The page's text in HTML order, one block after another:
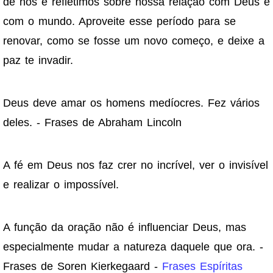
com o mundo. Aproveite esse período para se
renovar, como se fosse um novo começo, e deixe a
paz te invadir.
Deus deve amar os homens medíocres. Fez vários
deles. - Frases de Abraham Lincoln
A fé em Deus nos faz crer no incrível, ver o invisível
e realizar o impossível.
A função da oração não é influenciar Deus, mas
especialmente mudar a natureza daquele que ora. -
Frases de Soren Kierkegaard - Frases Espíritas